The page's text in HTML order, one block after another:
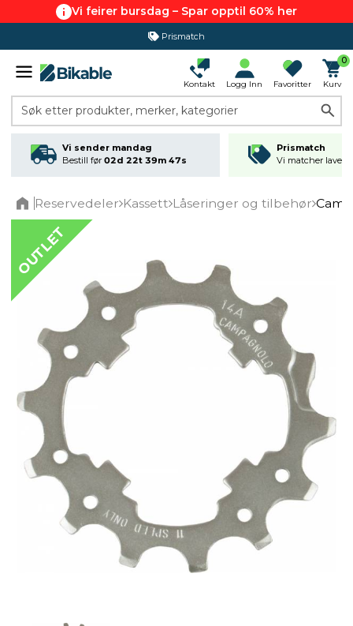
Vi feirer bursdag – Spar opptil 60% her
Prismatch
Kontakt Logg Inn Favoritter
0
Kurv
Søk etter produkter, merker, kategorier
Vi sender mandag
Bestill før 02d 22t 39m 47s
Prismatch
Vi matcher
Reservedeler Kassett Låseringer og tilbehør
OUTLET